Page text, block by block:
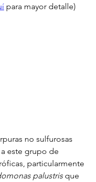
para mayor detalle)
no sulfurosas
este grupo de
particularmente
palustris que